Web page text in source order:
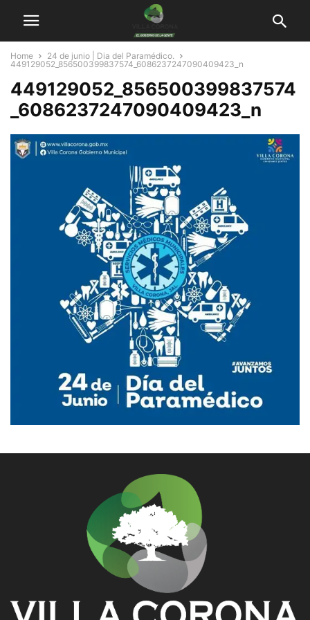
Home
24 de junio | Dia del Paramédico.
449129052_856500399837574_6086237247090409423_n
449129052_856500399837574
_6086237247090409423_n